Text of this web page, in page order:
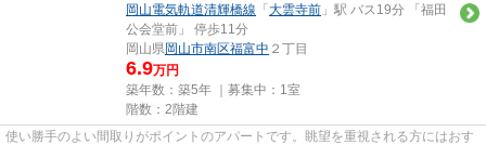
岡山電気軌道清輝橋線 「 大雲寺前 」駅 バス19分 「福田
公会堂前」 停歩11分
岡山県岡山市南区福富中 ２丁目
6.9万円
築年数：築5年 ｜募集中： 1室
階数：2階建
使い勝手のよい間取りがポイントのアパートです。眺望を重視される方にはおす